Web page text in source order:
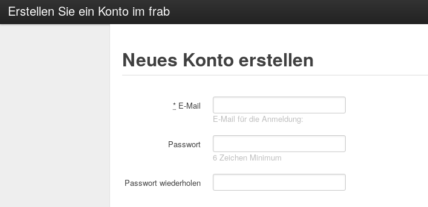
Erstellen Sie ein Konto im frab
Neues Konto erstellen
ignore this field
* E-Mail
E-Mail für die Anmeldung:
Passwort
6 Zeichen Minimum
Passwort wiederholen